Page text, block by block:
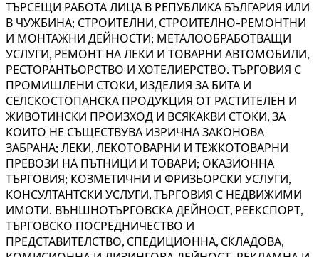
ТЪРСЕЩИ РАБОТА ЛИЦА В РЕПУБЛИКА БЪЛГАРИЯ ИЛИ
В ЧУЖБИНА; СТРОИТЕЛНИ, СТРОИТЕЛНО-РЕМОНТНИ
И МОНТАЖНИ ДЕЙНОСТИ; МЕТАЛООБРАБОТВАЩИ
УСЛУГИ, РЕМОНТ НА ЛЕКИ И ТОВАРНИ АВТОМОБИЛИ,
РЕСТОРАНТЬОРСТВО И ХОТЕЛИЕРСТВО. ТЪРГОВИЯ С
ПРОМИШЛЕНИ СТОКИ, ИЗДЕЛИЯ ЗА БИТА И
СЕЛСКОСТОПАНСКА ПРОДУКЦИЯ ОТ РАСТИТЕЛЕН И
ЖИВОТИНСКИ ПРОИЗХОД И ВСЯКАКВИ СТОКИ, ЗА
КОИТО НЕ СЪЩЕСТВУВА ИЗРИЧНА ЗАКОНОВА
ЗАБРАНА; ЛЕКИ, ЛЕКОТОВАРНИ И ТЕЖКОТОВАРНИ
ПРЕВОЗИ НА ПЪТНИЦИ И ТОВАРИ; ОКАЗИОННА
ТЪРГОВИЯ; КОЗМЕТИЧНИ И ФРИЗЬОРСКИ УСЛУГИ,
КОНСУЛТАНТСКИ УСЛУГИ, ТЪРГОВИЯ С НЕДВИЖИМИ
ИМОТИ. ВЪНШНОТЪРГОВСКА ДЕЙНОСТ, РЕЕКСПОРТ,
ТЪРГОВСКО ПОСРЕДНИЧЕСТВО И
ПРЕДСТАВИТЕЛСТВО, СПЕДИЦИОННА, СКЛАДОВА,